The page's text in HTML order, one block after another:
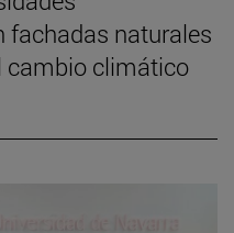
fachadas naturales
cambio climático